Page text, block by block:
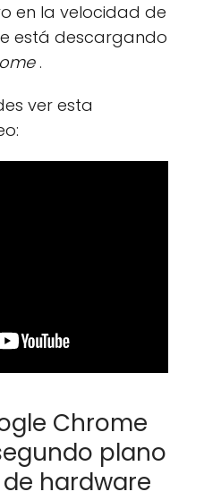
en la velocidad de
está descargando
.
ver esta
Chrome
plano
hardware